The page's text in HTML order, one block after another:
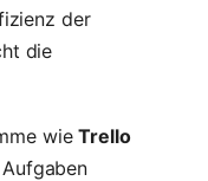
der
die
wieTrello